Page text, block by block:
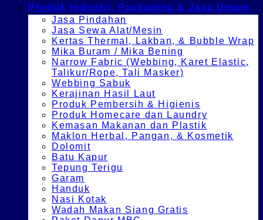
Produk Industri, Packaging & Jasa Umum
Jasa Pindahan
Jasa Sewa Alat/Mesin
Kertas Thermal, Lakban, & Bubble Wrap
Mika Buram / Mika Bening
Narrow Fabric (Webbing, Karet Elastic,
Talikur/Rope, Tali Masker)
Webbing Sabuk
Kerajinan Hasil Laut
Produk Pembersih & Higienis
Produk Homecare dan Laundry
Kemasan Makanan dan Plastik
Maklon Herbal, Pangan, & Kosmetik
Dolomit
Batu Kapur
Tepung Terigu
Garam
Handuk
Nasi Kotak
Wadah Makan Siang Gratis